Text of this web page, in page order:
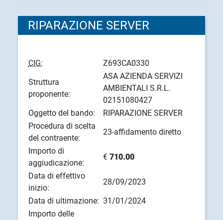
RIPARAZIONE SERVER
CIG:
Z693CA0330
Struttura
proponente:
ASA AZIENDA SERVIZI
AMBIENTALI S.R.L.
02151080427
Oggetto del bando:
RIPARAZIONE SERVER
Procedura di scelta
del contraente:
23-affidamento diretto
Importo di
aggiudicazione:
€ 710.00
Data di effettivo
inizio:
28/09/2023
Data di ultimazione: 31/01/2024
Importo delle